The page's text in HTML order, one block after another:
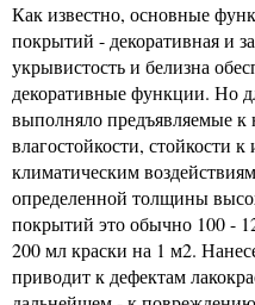
Как известно, основные
покрытий - декоративная и
укрывистость и белизна
декоративные функции. Но
выполняло предъявляемые к
влагостойкости, стойкости
климатическим
определенной толщины
покрытий это обычно 100 -
200 мл краски на 1 м2.
приводит к дефектам